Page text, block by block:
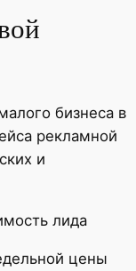
бизнеса в
рекламной
и
лида
цены